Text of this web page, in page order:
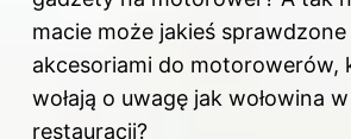
macie może jakieś
akcesoriami do motorowerów,
wołają o uwagę jak wołowina
restauracji?